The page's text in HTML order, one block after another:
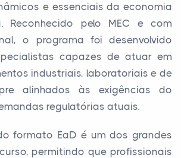
e essenciais da economia
Reconhecido pelo MEC e com
o programa foi desenvolvido
capazes de atuar em
industriais, laboratoriais e de
alinhados às exigências do
regulatórias atuais.
formato EaD é um dos grandes
permitindo que profissionais